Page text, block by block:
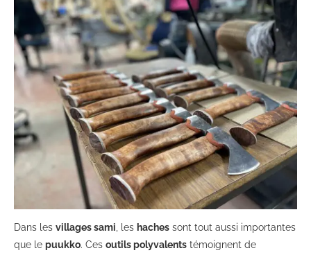
Dans les villages sami , les haches sont tout aussi importantes
que le puukko. Ces outils polyvalents témoignent de